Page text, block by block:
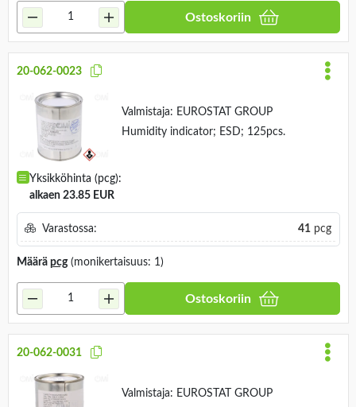
Ostoskoriin
20-062-0023
Valmistaja: EUROSTAT GROUP
Humidity indicator; ESD; 125pcs.
Yksikköhinta (pcg):
alkaen 23.85 EUR
Varastossa: 41 pcg
Määrä pcg(monikertaisuus: 1)
Ostoskoriin
20-062-0031
Valmistaja: EUROSTAT GROUP